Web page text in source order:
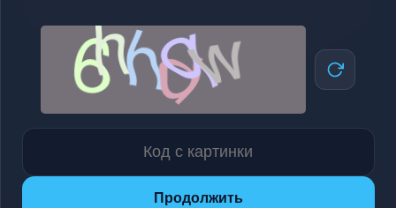
Продолжить